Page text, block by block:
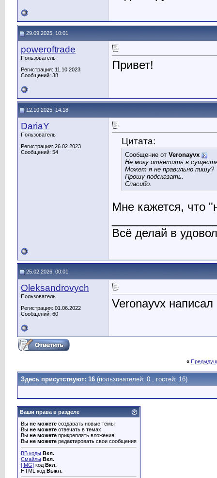
29.09.2025, 10:01
poweroftrade
Пользователь
Регистрация: 11.10.2023
Сообщений: 38
Привет!
12.10.2025, 14:18
DariaY
Пользователь
Регистрация: 26.02.2023
Сообщений: 54
Цитата:
Сообщение от Veronayvx
Не могу ответить в
Может я не правильно пишу?
Прошу подсказать.
Спасибо.
Мне кажется, что
Всё делай в
25.02.2026, 00:01
Oleksandrovych
Пользователь
Регистрация: 01.06.2022
Сообщений: 60
Veronayvx
«
Здесь присутствуют: 16 (пользователей: 0 , гостей: 16)
Ваши права в разделе
Вы не можете создавать новые темы
Вы не можете отвечать в темах
Вы не можете прикреплять вложения
Вы не можете редактировать свои сообщения
BB коды Вкл.
Смайлы Вкл.
[IMG] код Вкл.
HTML код Выкл.